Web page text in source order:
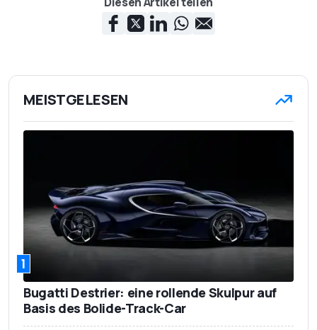
MEISTGELESEN
1
Bugatti Destrier: eine rollende Skulpur auf
Basis des Bolide-Track-Car